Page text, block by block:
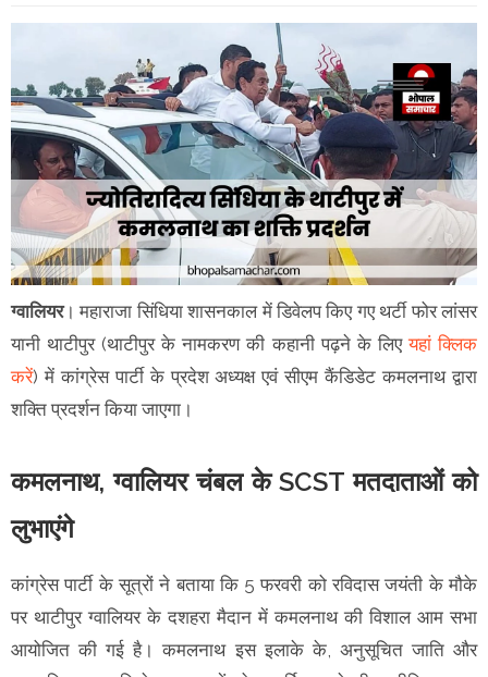
ग्वालियर। महाराजा सिंधिया शासनकाल में डिवेलप किए गए थर्टी फोर लांसर
यानी थाटीपुर (थाटीपुर के नामकरण की कहानी पढ़ने के लिएयहां क्लिक
करें) में कांग्रेस पार्टी के प्रदेश अध्यक्ष एवं सीएम कैंडिडेट कमलनाथ द्वारा
शक्ति प्रदर्शन किया जाएगा।
कमलनाथ, ग्वालियर चंबल के SCST मतदाताओं को
लुभाएंगे
कांग्रेस पार्टी के सूत्रों ने बताया कि 5 फरवरी को रविदास जयंती के मौके
पर थाटीपुर ग्वालियर के दशहरा मैदान में कमलनाथ की विशाल आम सभा
आयोजित की गई है। कमलनाथ इस इलाके के, अनुसूचित जाति और